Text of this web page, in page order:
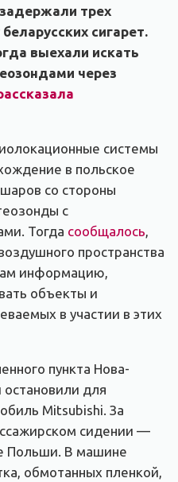
трех
сигарет.
выехали искать
через
системы
в польское
со стороны
с
Тогда сообщалось,
пространства
информацию,
объекты и
в участии в этих
пункта Нова-
остановили для
Mitsubishi. За
сидении —
Польши. В машине
обмотанных пленкой,